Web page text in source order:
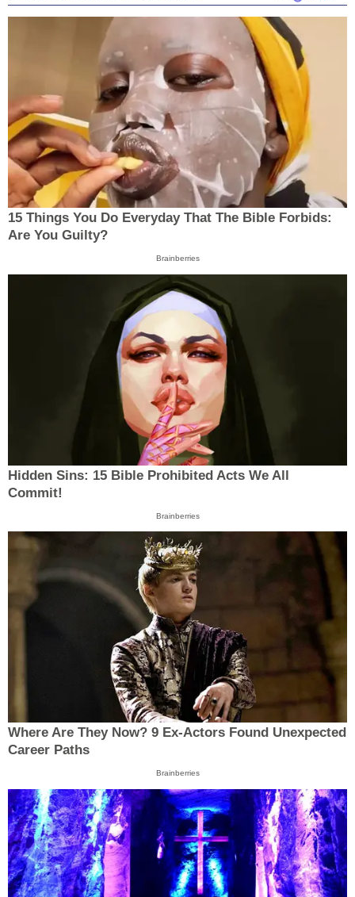
15 Things You Do Everyday That The Bible Forbids:
Are You Guilty?
Brainberries
Hidden Sins: 15 Bible Prohibited Acts We All
Commit!
Brainberries
Where Are They Now? 9 Ex-Actors Found Unexpected
Career Paths
Brainberries